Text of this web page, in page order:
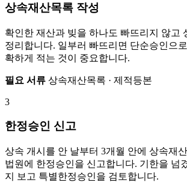
상속재산목록 작성
확인한 재산과 빚을 하나도 빠뜨리지 않고
정리합니다. 일부러 빠뜨리면 단순승인으
확하게 적는 것이 중요합니다.
필요 서류 상속재산목록 · 제적등본
3
한정승인 신고
상속 개시를 안 날부터 3개월 안에 상속재
법원에 한정승인을 신고합니다. 기한을 넘
지 보고 특별한정승인을 검토합니다.